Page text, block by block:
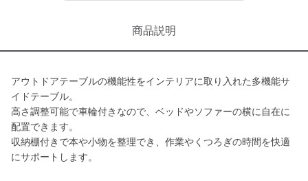
商品説明
アウトドアテーブルの機能性をインテリアに取り入れた多機能サ
イドテーブル。
高さ調整可能で車輪付きなので、ベッドやソファーの横に自在に
配置できます。
収納棚付きで本や小物を整理でき、作業やくつろぎの時間を快適
にサポートします。